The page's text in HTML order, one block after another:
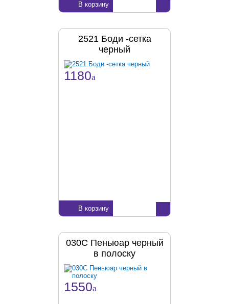
В корзину
2521 Боди -сетка
черный
1180a
В корзину
030С Пеньюар черный
в полоску
1550a